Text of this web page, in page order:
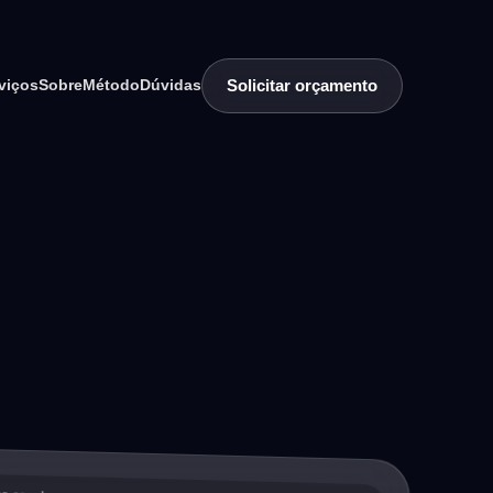
SobreMétodoDúvidas Solicitar orçamento